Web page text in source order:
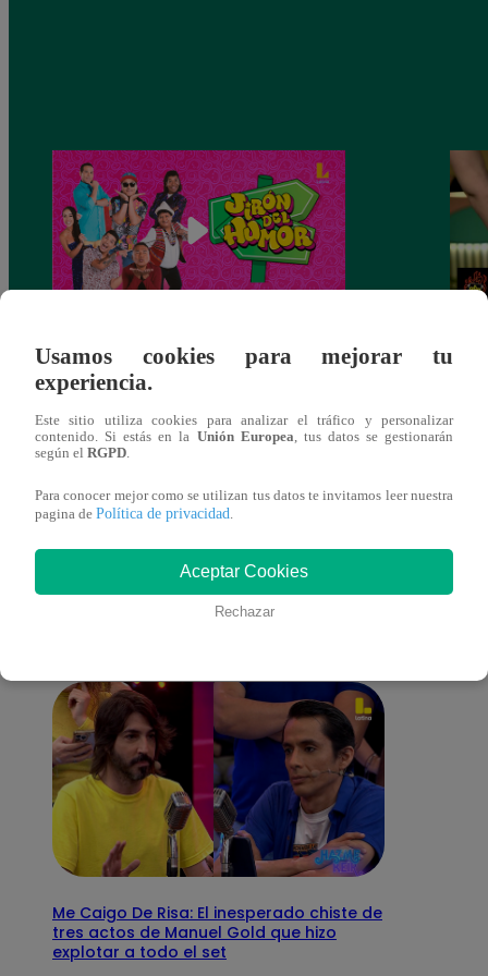
Jirón del Humor – Sábado 28 de octubre
de 2023 – Programa Completo
También te puede
interesar
Me Caigo De Risa: El inesperado chiste de
tres actos de Manuel Gold que hizo
explotar a todo el set
Usamos cookies para mejorar tu
experiencia.
Este sitio utiliza cookies para analizar el tráfico y personalizar
contenido. Si estás en la Unión Europea, tus datos se gestionarán
según el RGPD.
Para conocer mejor como se utilizan tus datos te invitamos leer nuestra
pagina de Política de privacidad.
Aceptar Cookies
Rechazar